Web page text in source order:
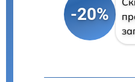
-20%